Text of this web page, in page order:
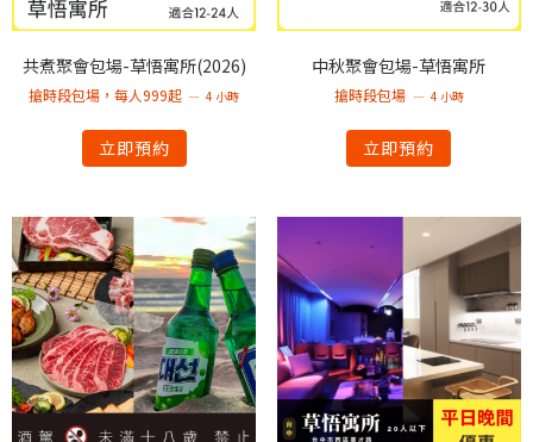
共煮聚會包場-草悟寓所(2026)
搶時段包場，每人999起 4 小時
立即預約
中秋聚會包場-草悟寓所
搶時段包場 4 小時
立即預約